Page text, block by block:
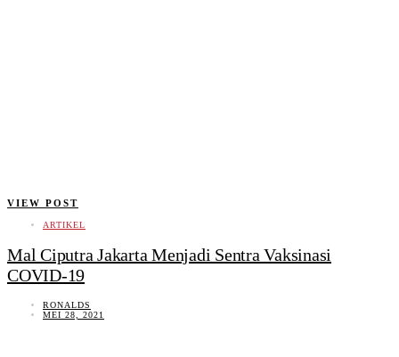
VIEW POST
ARTIKEL
Mal Ciputra Jakarta Menjadi Sentra Vaksinasi
COVID-19
RONALDS
MEI 28, 2021